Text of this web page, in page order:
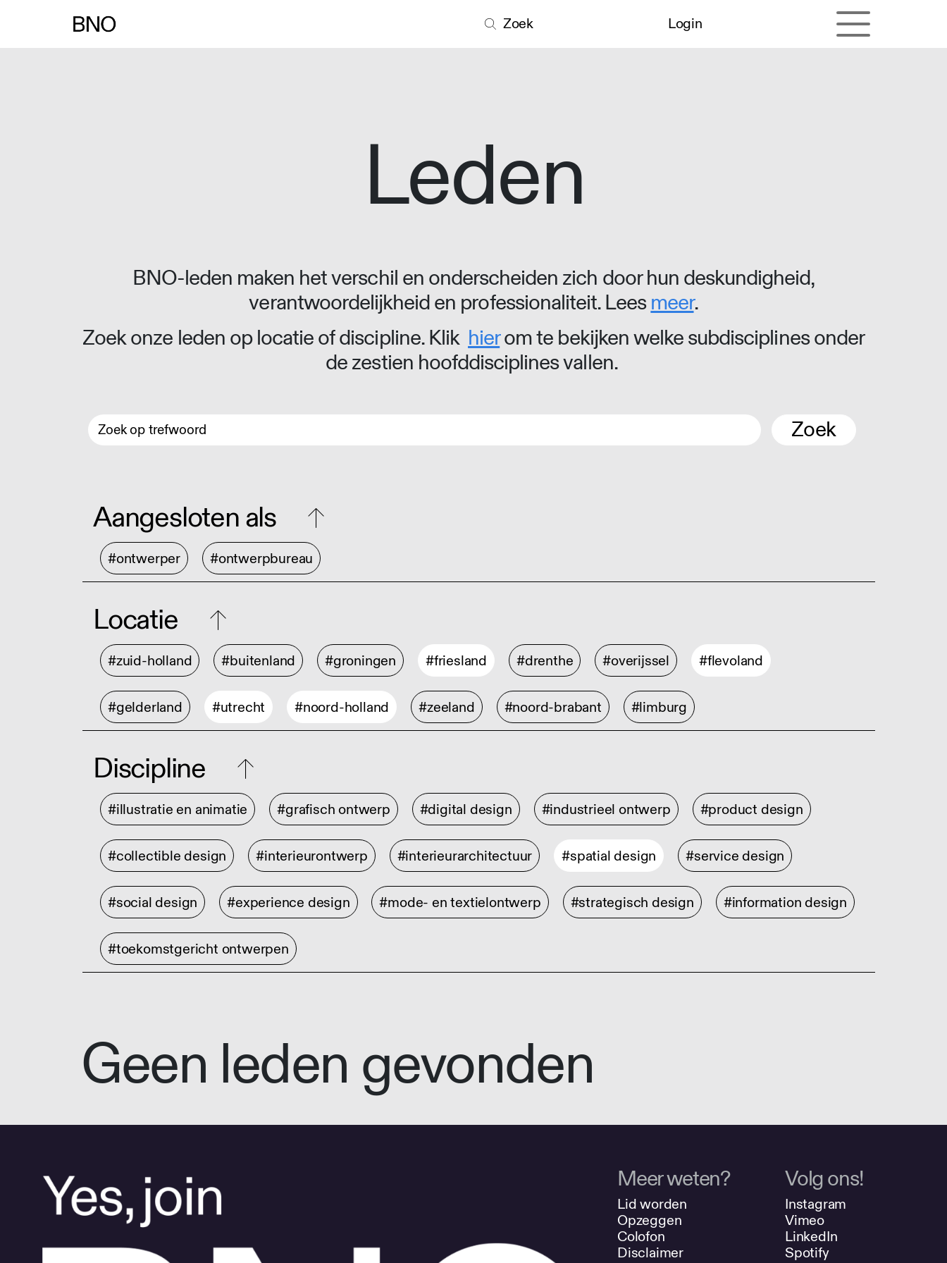
Zoek Login
Leden
BNO-leden maken het verschil en onderscheiden zich door hun deskundigheid,
verantwoordelijkheid en professionaliteit. Leesmeer.
Zoek onze leden op locatie of discipline. Klik hierom te bekijken welke subdisciplines onder
de zestien hoofddisciplines vallen.
Zoek
Aangesloten als
#ontwerper #ontwerpbureau
Locatie
#zuid-holland #buitenland #groningen #friesland #drenthe #overijssel #flevoland
#gelderland #utrecht #noord-holland #zeeland #noord-brabant #limburg
Discipline
#illustratie en animatie #grafisch ontwerp #digital design #industrieel ontwerp #product design
#collectible design #interieurontwerp #interieurarchitectuur #spatial design #service design
#social design #experience design #mode- en textielontwerp #strategisch design #information design
#toekomstgericht ontwerpen
Geen leden gevonden
Meer weten?
Lid worden
Opzeggen
Colofon
Disclaimer
Volg ons!
Instagram
Vimeo
LinkedIn
Spotify